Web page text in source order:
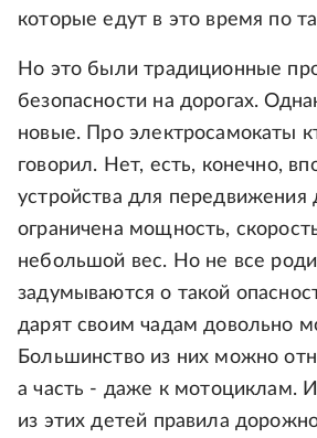
которые едут в это время по
Но это были традиционные
безопасности на дорогах.
новые. Про электросамокаты
говорил. Нет, есть, конечно,
устройства для передвижения
ограничена мощность,
небольшой вес. Но не все
задумываются о такой
дарят своим чадам
Большинство из них можно
а часть - даже к мотоциклам.
из этих детей правила